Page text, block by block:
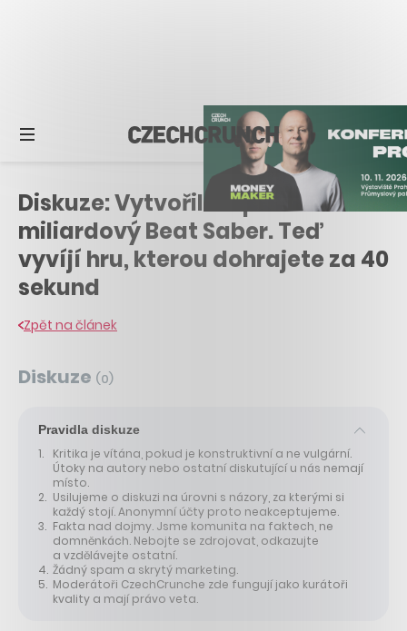
Diskuze: Vytvořil a opustil
miliardový Beat Saber. Teď
vyvíjí hru, kterou dohrajete za 40
sekund
Zpět na článek
Diskuze (0)
Pravidla diskuze
Kritika je vítána, pokud je konstruktivní a ne vulgární.
Útoky na autory nebo ostatní diskutující u nás nemají
místo.
Usilujeme o diskuzi na úrovni s názory, za kterými si
každý stojí. Anonymní účty proto neakceptujeme.
Fakta nad dojmy. Jsme komunita na faktech, ne
domněnkách. Nebojte se zdrojovat, odkazujte
a vzdělávejte ostatní.
Žádný spam a skrytý marketing.
Moderátoři CzechCrunche zde fungují jako kurátoři
kvality a mají právo veta.